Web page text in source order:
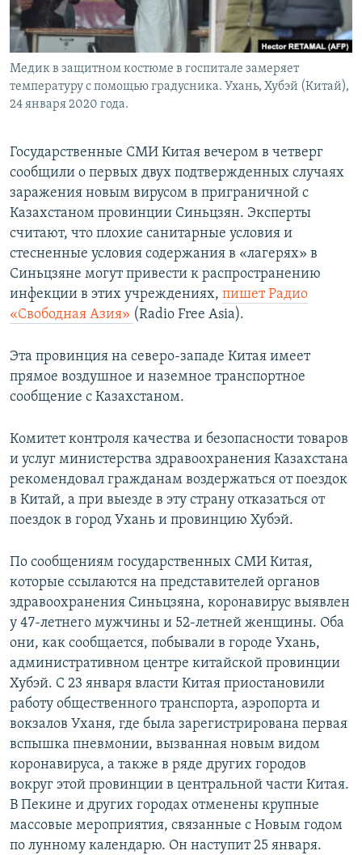
Медик в защитном костюме в госпитале замеряет
температуру с помощью градусника. Ухань, Хубэй (Китай),
24 января 2020 года.
Государственные СМИ Китая вечером в четверг
сообщили о первых двух подтвержденных случаях
заражения новым вирусом в приграничной с
Казахстаном провинции Синьцзян. Эксперты
считают, что плохие санитарные условия и
стесненные условия содержания в «лагерях» в
Синьцзяне могут привести к распространению
инфекции в этих учреждениях, пишет Радио
«Свободная Азия» (Radio Free Asia).
Эта провинция на северо-западе Китая имеет
прямое воздушное и наземное транспортное
сообщение с Казахстаном.
Комитет контроля качества и безопасности товаров
и услуг министерства здравоохранения Казахстана
рекомендовал гражданам воздержаться от поездок
в Китай, а при выезде в эту страну отказаться от
поездок в город Ухань и провинцию Хубэй.
По сообщениям государственных СМИ Китая,
которые ссылаются на представителей органов
здравоохранения Синьцзяна, коронавирус выявлен
у 47-летнего мужчины и 52-летней женщины. Оба
они, как сообщается, побывали в городе Ухань,
административном центре китайской провинции
Хубэй. С 23 января власти Китая приостановили
работу общественного транспорта, аэропорта и
вокзалов Уханя, где была зарегистрирована первая
вспышка пневмонии, вызванная новым видом
коронавируса, а также в ряде других городов
вокруг этой провинции в центральной части Китая.
В Пекине и других городах отменены крупные
массовые мероприятия, связанные с Новым годом
по лунному календарю. Он наступит 25 января.